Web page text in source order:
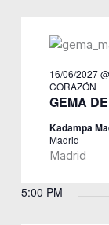
GEMA
16/06/2027
CORAZÓN
Kadampa
Madrid
Madrid
5:00 PM